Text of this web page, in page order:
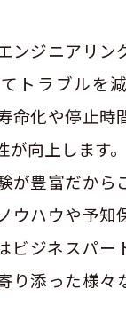
ンジニアリン
トラブルを
命化や停止時
向上します。
が豊富だから
ウハウや予知
ビジネスパー
り添った様々